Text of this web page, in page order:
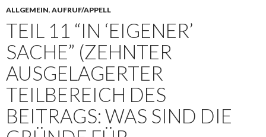
ALLGEMEIN, AUFRUF/APPELL
TEIL 11 “IN ‘EIGENER’
SACHE” (ZEHNTER
AUSGELAGERTER
TEILBEREICH DES
BEITRAGS: WAS SIND DIE